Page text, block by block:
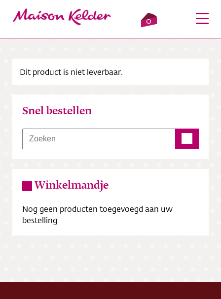
0
Verkooppunten
Bezorging
Contact
Dit product is niet leverbaar.
Snel bestellen
Winkelmandje
Nog geen producten toegevoegd aan uw
bestelling